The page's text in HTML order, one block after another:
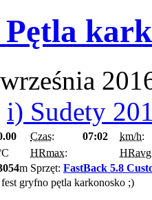
i) Sudety
Czas: 07:02
km/h:
HRmax:
HRavg
m Sprzęt: FastBack 5.8
gryfno pętla karkonosko ;)